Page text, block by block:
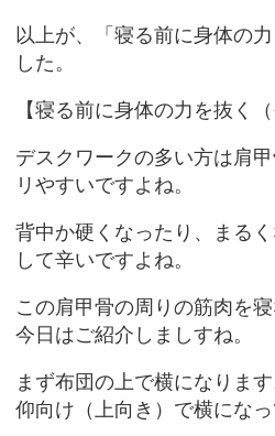
以上が、「寝る前に身体の
した。
【寝る前に身体の力を抜く（
デスクワークの多い方は肩
リやすいですよね。
背中か硬くなったり、まる
して辛いですよね。
この肩甲骨の周りの筋肉を
今日はご紹介しましすね。
まず布団の上で横になります
仰向け（上向き）で横になっ